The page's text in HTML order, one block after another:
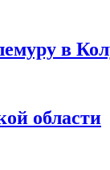
в
области